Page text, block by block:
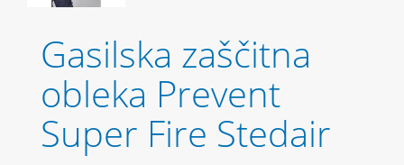
Gasilska zaščitna
obleka Prevent
Super Fire Stedair